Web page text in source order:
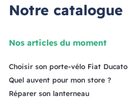
Notre catalogue
Nos articles du moment
Choisir son porte-vélo Fiat Ducato
Quel auvent pour mon store ?
Réparer son lanterneau